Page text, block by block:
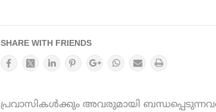
SHARE WITH FRIENDS
പ്രവാസികൾക്കും അവരുമായി